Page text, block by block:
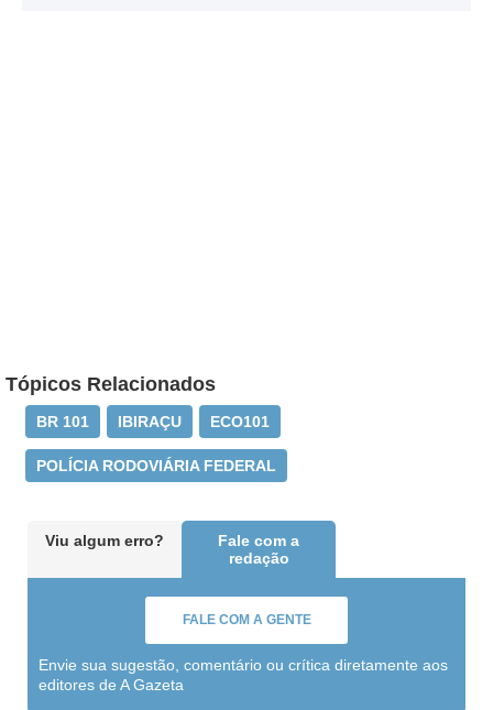
Tópicos Relacionados
BR 101 IBIRAÇU ECO101
POLÍCIA RODOVIÁRIA FEDERAL
Viu algum erro?
Fale com a
redação
FALE COM A GENTE
Envie sua sugestão, comentário ou crítica diretamente aos
editores de A Gazeta